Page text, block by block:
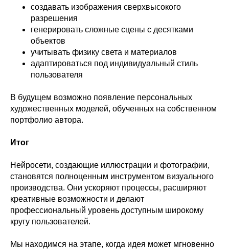
создавать изображения сверхвысокого
разрешения
генерировать сложные сцены с десятками
объектов
учитывать физику света и материалов
адаптироваться под индивидуальный стиль
пользователя
В будущем возможно появление персональных
художественных моделей, обученных на собственном
портфолио автора.
Итог
Нейросети, создающие иллюстрации и фотографии,
становятся полноценным инструментом визуального
производства. Они ускоряют процессы, расширяют
креативные возможности и делают
профессиональный уровень доступным широкому
кругу пользователей.
Мы находимся на этапе, когда идея может мгновенно